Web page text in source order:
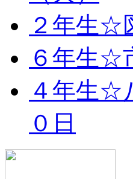
２年生☆
６年生☆
４年生☆
０日